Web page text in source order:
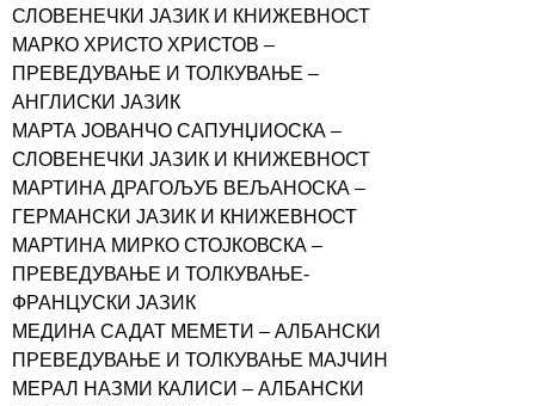
СЛОВЕНЕЧКИ ЈАЗИК И КНИЖЕВНОСТ
МАРКО ХРИСТО ХРИСТОВ –
ПРЕВЕДУВАЊЕ И ТОЛКУВАЊЕ –
АНГЛИСКИ ЈАЗИК
МАРТА ЈОВАНЧО САПУНЏИОСКА –
СЛОВЕНЕЧКИ ЈАЗИК И КНИЖЕВНОСТ
МАРТИНА ДРАГОЉУБ ВЕЉАНОСКА –
ГЕРМАНСКИ ЈАЗИК И КНИЖЕВНОСТ
МАРТИНА МИРКО СТОЈКОВСКА –
ПРЕВЕДУВАЊЕ И ТОЛКУВАЊЕ-
ФРАНЦУСКИ ЈАЗИК
МЕДИНА САДАТ МЕМЕТИ – АЛБАНСКИ
ПРЕВЕДУВАЊЕ И ТОЛКУВАЊЕ МАЈЧИН
МЕРАЛ НАЗМИ КАЛИСИ – АЛБАНСКИ